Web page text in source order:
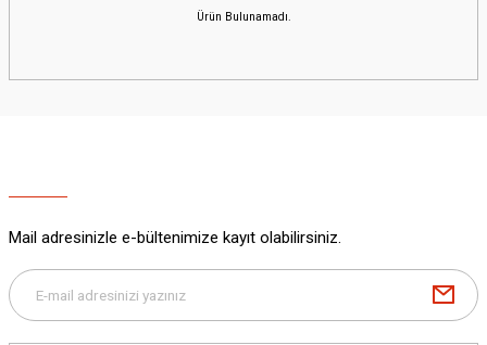
Ürün Bulunamadı.
Mail adresinizle e-bültenimize kayıt olabilirsiniz.